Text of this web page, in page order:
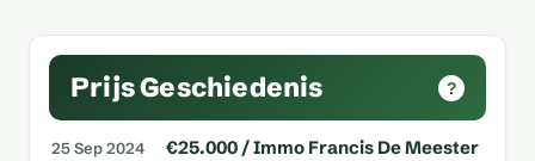
Prijs Geschiedenis ?
25 Sep 2024 €25.000 / Immo Francis De Meester